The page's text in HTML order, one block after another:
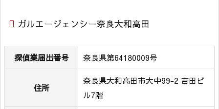
ー
ェ
奈
ガルエージェンシー奈良大和高田
探偵業届出番号 奈良県第64180009号
住所
奈良県大和高田市大中99-2 吉田ビ
ル7階